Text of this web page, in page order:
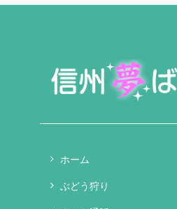
ホーム
ぶどう狩り